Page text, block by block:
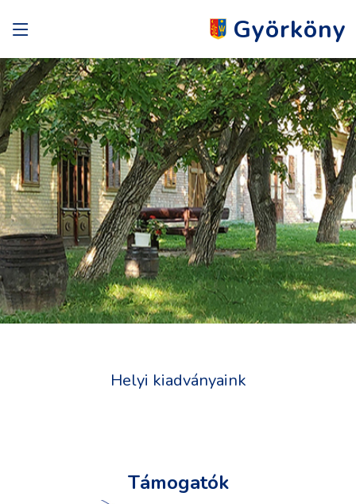
Györköny
Helyi kiadványaink
Támogatók